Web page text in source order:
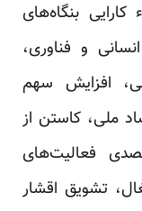
بنگاه‌های
و فناوری،
افزایش سهم
ملی، کاستن از
فعالیت‌های
تشویق اقشار